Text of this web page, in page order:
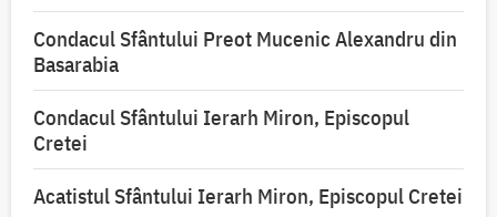
Condacul Sfântului Preot Mucenic Alexandru din
Basarabia
Condacul Sfântului Ierarh Miron, Episcopul
Cretei
Acatistul Sfântului Ierarh Miron, Episcopul Cretei